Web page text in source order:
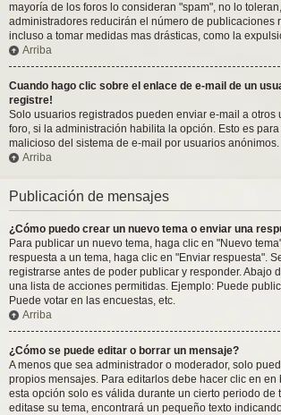
mayoría de los foros lo consideran "spam", no lo
administradores reducirán el número de publicaciones
incluso a tomar medidas mas drásticas, como la
Arriba
Cuando hago clic sobre el enlace de e-mail de un
registre!
Solo usuarios registrados pueden enviar e-mail a otros
foro, si la administración habilita la opción. Esto es
malicioso del sistema de e-mail por usuarios anónimos.
Arriba
Publicación de mensajes
¿Cómo puedo crear un nuevo tema o enviar una
Para publicar un nuevo tema, haga clic en "Nuevo
respuesta a un tema, haga clic en "Enviar respuesta".
registrarse antes de poder publicar y responder. Abajo
una lista de acciones permitidas. Ejemplo: Puede
Puede votar en las encuestas, etc.
Arriba
¿Cómo se puede editar o borrar un mensaje?
A menos que sea administrador o moderador, solo
propios mensajes. Para editarlos debe hacer clic en en
esta opción solo es válida durante un cierto periodo de
editase su tema, encontrará un pequeño texto